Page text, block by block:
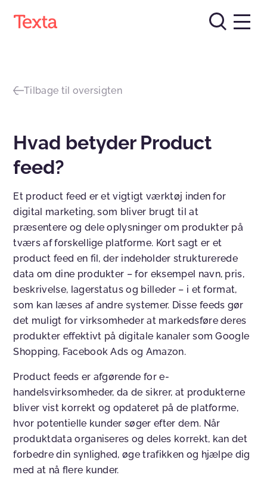
Tilbage til oversigten
Hvad betyder Product
feed?
Et product feed er et vigtigt værktøj inden for
digital marketing, som bliver brugt til at
præsentere og dele oplysninger om produkter på
tværs af forskellige platforme. Kort sagt er et
product feed en fil, der indeholder strukturerede
data om dine produkter – for eksempel navn, pris,
beskrivelse, lagerstatus og billeder – i et format,
som kan læses af andre systemer. Disse feeds gør
det muligt for virksomheder at markedsføre deres
produkter effektivt på digitale kanaler som Google
Shopping, Facebook Ads og Amazon.
Product feeds er afgørende for e-
handelsvirksomheder, da de sikrer, at produkterne
bliver vist korrekt og opdateret på de platforme,
hvor potentielle kunder søger efter dem. Når
produktdata organiseres og deles korrekt, kan det
forbedre din synlighed, øge trafikken og hjælpe dig
med at nå flere kunder.